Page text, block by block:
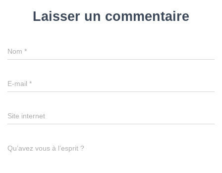
Laisser un commentaire
Nom *
E-mail *
Site internet
Qu’avez vous à l’esprit ?